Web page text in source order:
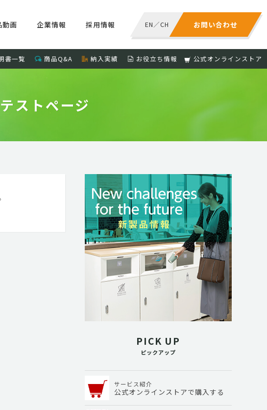
お問い合わせ
EN／CH
動画 企業情報 採用情報
書一覧 商品Q&A 納入実績 お役立ち情報 公式オンラインストア
ストページ
PICK UP
ピックアップ
サービス紹介
公式オンラインストアで購入する